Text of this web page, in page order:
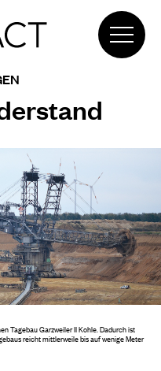
Tagebau Garzweiler II Kohle. Dadurch ist
reicht mittlerweile bis auf wenige Meter